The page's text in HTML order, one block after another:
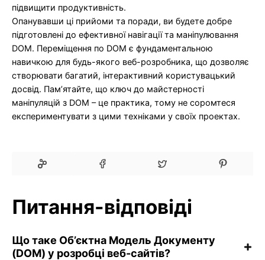
підвищити продуктивність.
Опанувавши ці прийоми та поради, ви будете добре
підготовлені до ефективної навігації та маніпулювання
DOM. Переміщення по DOM є фундаментальною
навичкою для будь-якого веб-розробника, що дозволяє
створювати багатий, інтерактивний користувацький
досвід. Пам’ятайте, що ключ до майстерності
маніпуляцій з DOM – це практика, тому не соромтеся
експериментувати з цими техніками у своїх проектах.
Питання-відповіді
Що таке Об’єктна Модель Документу
(DOM) у розробці веб-сайтів?